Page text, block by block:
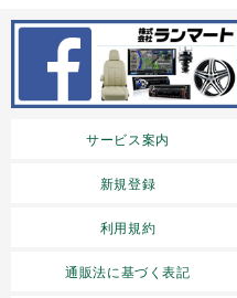
サービス案内
新規登録
利用規約
通販法に基づく表記